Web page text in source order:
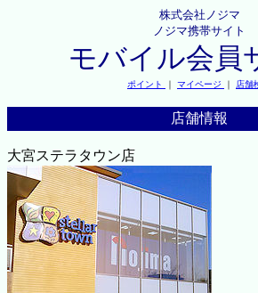
株式会社ノジマ
ノジマ携帯サイト
モバイル会員
ポイント ｜ マイページ ｜ 店舗
店舗情報
大宮ステラタウン店